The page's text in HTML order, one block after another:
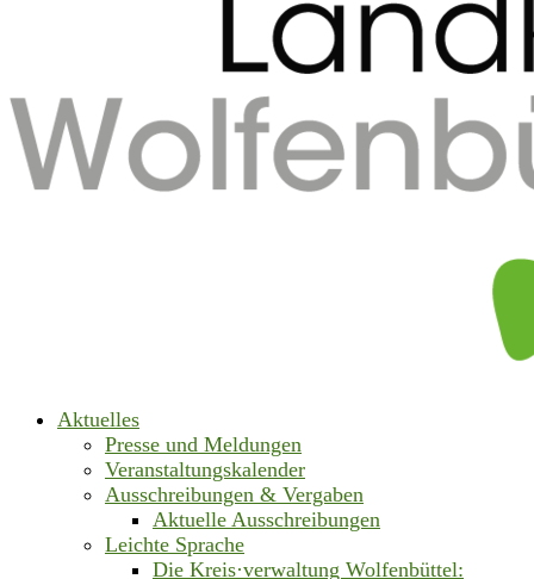
Aktuelles
Presse und Meldungen
Veranstaltungskalender
Ausschreibungen & Vergaben
Aktuelle Ausschreibungen
Leichte Sprache
Die Kreis·verwaltung Wolfenbüttel: